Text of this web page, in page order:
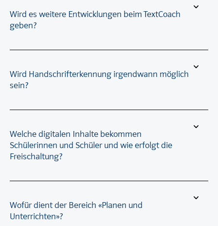
Wird es weitere Entwicklungen beim TextCoach
geben?
Wird Handschrifterkennung irgendwann möglich
sein?
Welche digitalen Inhalte bekommen
Schülerinnen und Schüler und wie erfolgt die
Freischaltung?
Wofür dient der Bereich «Planen und
Unterrichten»?